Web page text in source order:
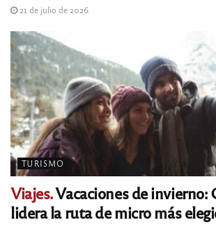
21 de julio de 2026
TURISMO
Viajes.Vacaciones de invierno:
lidera la ruta de micro más